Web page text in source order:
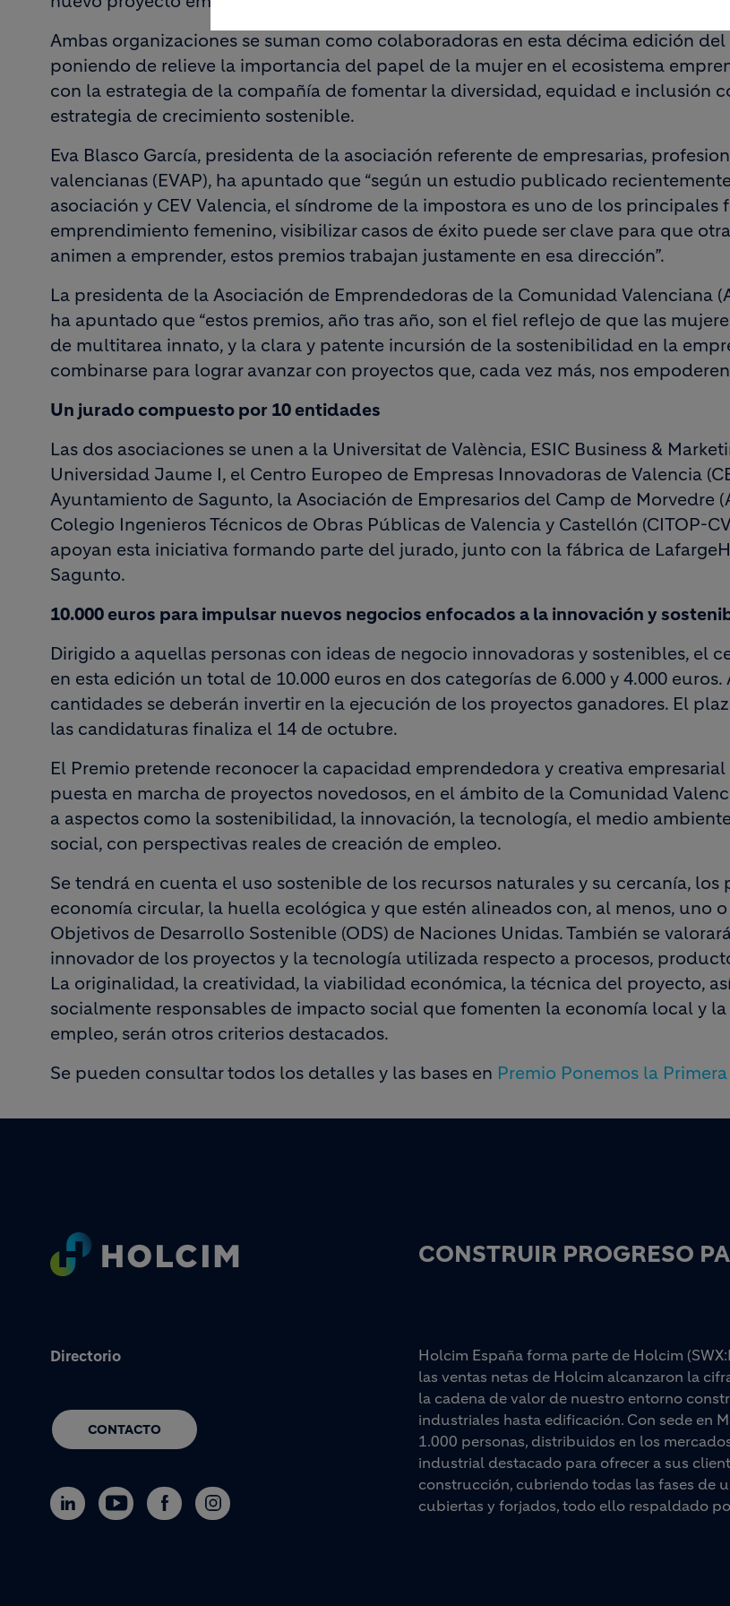
Ambas organizaciones se suman como colaboradoras en esta décima edición
poniendo de relieve la importancia del papel de la mujer en el ecosistema
con la estrategia de la compañía de fomentar la diversidad, equidad e inclusión
estrategia de crecimiento sostenible.
Eva Blasco García, presidenta de la asociación referente de empresarias,
valencianas (EVAP), ha apuntado que “según un estudio publicado
asociación y CEV Valencia, el síndrome de la impostora es uno de los principales
emprendimiento femenino, visibilizar casos de éxito puede ser clave para que
animen a emprender, estos premios trabajan justamente en esa dirección”.
La presidenta de la Asociación de Emprendedoras de la Comunidad Valenciana
ha apuntado que “estos premios, año tras año, son el fiel reflejo de que las
de multitarea innato, y la clara y patente incursión de la sostenibilidad en la
combinarse para lograr avanzar con proyectos que, cada vez más, nos
Un jurado compuesto por 10 entidades
Las dos asociaciones se unen a la Universitat de València, ESIC Business &
Universidad Jaume I, el Centro Europeo de Empresas Innovadoras de Valencia
Ayuntamiento de Sagunto, la Asociación de Empresarios del Camp de Morvedre
Colegio Ingenieros Técnicos de Obras Públicas de Valencia y Castellón (CITOP-
apoyan esta iniciativa formando parte del jurado, junto con la fábrica de
Sagunto.
10.000 euros para impulsar nuevos negocios enfocados a la innovación y
Dirigido a aquellas personas con ideas de negocio innovadoras y sostenibles, el
en esta edición un total de 10.000 euros en dos categorías de 6.000 y 4.000 euros.
cantidades se deberán invertir en la ejecución de los proyectos ganadores. El
las candidaturas finaliza el 14 de octubre.
El Premio pretende reconocer la capacidad emprendedora y creativa
puesta en marcha de proyectos novedosos, en el ámbito de la Comunidad
a aspectos como la sostenibilidad, la innovación, la tecnología, el medio
social, con perspectivas reales de creación de empleo.
Se tendrá en cuenta el uso sostenible de los recursos naturales y su cercanía, los
economía circular, la huella ecológica y que estén alineados con, al menos, uno
Objetivos de Desarrollo Sostenible (ODS) de Naciones Unidas. También se
innovador de los proyectos y la tecnología utilizada respecto a procesos,
La originalidad, la creatividad, la viabilidad económica, la técnica del proyecto,
socialmente responsables de impacto social que fomenten la economía local y
empleo, serán otros criterios destacados.
Se pueden consultar todos los detalles y las bases en Premio Ponemos la
CONSTRUIR PROGRESO
Directorio
CONTACTO
Holcim España forma parte de Holcim
las ventas netas de Holcim alcanzaron la
la cadena de valor de nuestro entorno
industriales hasta edificación. Con sede en
1.000 personas, distribuidos en los
industrial destacado para ofrecer a sus
construcción, cubriendo todas las fases de
cubiertas y forjados, todo ello respaldado